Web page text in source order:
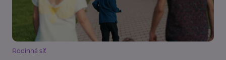
Rodinná síť